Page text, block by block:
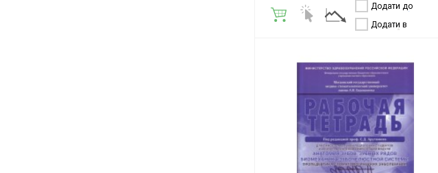
Додати до
порівняння
Додати в